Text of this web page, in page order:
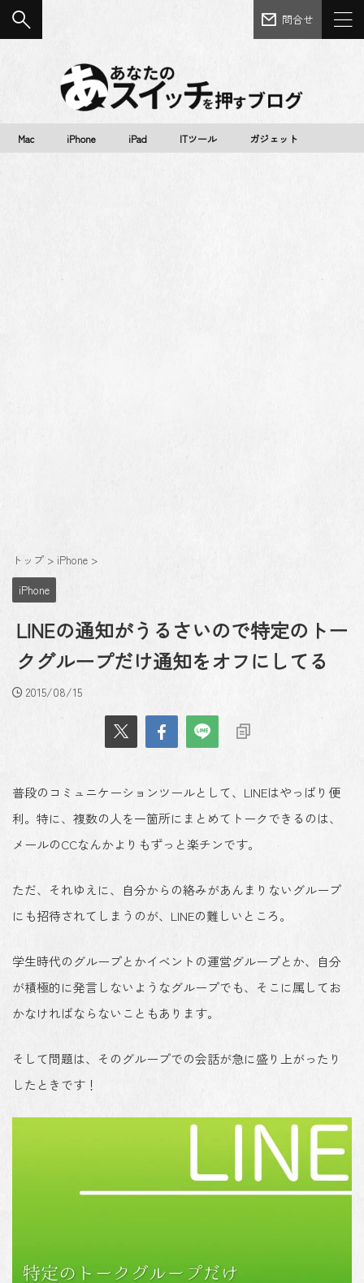
問合せ
Mac iPhone iPad ITツール ガジェット
トップ > iPhone >
iPhone
LINEの通知がうるさいので特定のトー
クグループだけ通知をオフにしてる
2015/08/15
普段のコミュニケーションツールとして、LINEはやっぱり便
利。特に、複数の人を一箇所にまとめてトークできるのは、
メールのCCなんかよりもずっと楽チンです。
ただ、それゆえに、自分からの絡みがあんまりないグループ
にも招待されてしまうのが、LINEの難しいところ。
学生時代のグループとかイベントの運営グループとか、自分
が積極的に発言しないようなグループでも、そこに属してお
かなければならないこともあります。
そして問題は、そのグループでの会話が急に盛り上がったり
したときです！